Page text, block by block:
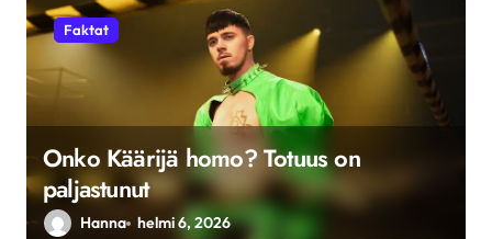
Faktat
Onko Käärijä homo? Totuus on
paljastunut
Hanna helmi 6, 2026